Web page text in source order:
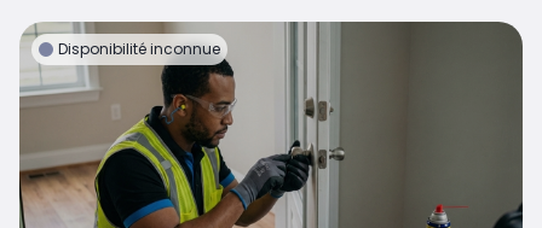
Disponibilité inconnue